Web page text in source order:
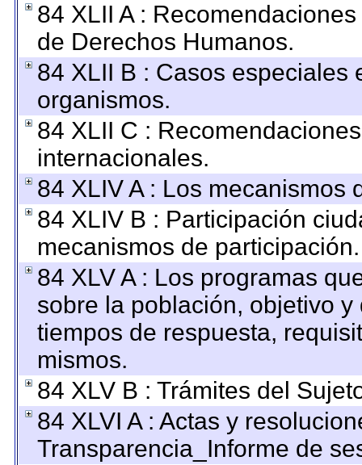
84 XLII A :
de Derechos Humanos.
84 XLII B : Casos especiales
organismos.
84 XLII C :
internacionales.
84 XLIV A : Los mecanismos
84 XLIV B : Participación
mecanismos de participación.
84 XLV A : Los programas
sobre la población, objetivo
tiempos de respuesta,
mismos.
84 XLV B : Trámites del
84 XLVI A : Actas y
Transparencia_Informe de